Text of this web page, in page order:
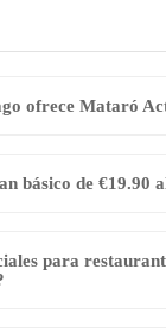
ofrece Mataró
básico de €19.90
para